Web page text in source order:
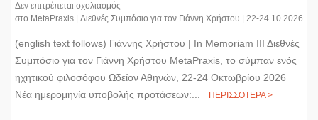
Δεν επιτρέπεται σχολιασμός
στο MetaPraxis | Διεθνές Συμπόσιο για τον Γιάννη Χρήστου | 22-24.10.2026
(english text follows) Γιάννης Χρήστου | In Memoriam ΙΙΙ Διεθνές
Συμπόσιο για τον Γιάννη Χρήστου MetaPraxis, το σύμπαν ενός
ηχητικού φιλοσόφου Ωδείον Αθηνών, 22-24 Οκτωβρίου 2026
Νέα ημερομηνία υποβολής προτάσεων:...
ΠΕΡΙΣΣΟΤΕΡΑ >